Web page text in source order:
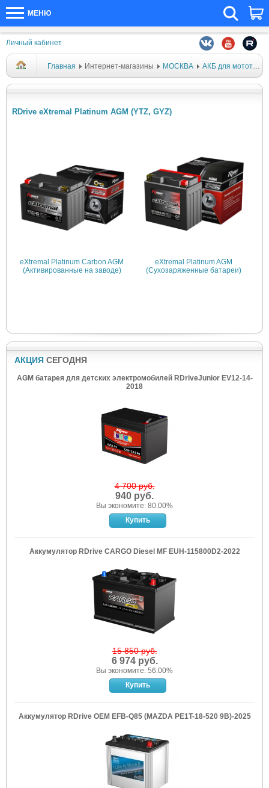
МЕНЮ
Личный кабинет
Главная Интернет-магазины МОСКВА АКБ для мототехники
RDrive eXtremal Platinum AGM (YTZ, GYZ)
eXtremal Platinum Carbon AGM
(Активированные на заводе)
eXtremal Platinum AGM
(Сухозаряженные батареи)
АКЦИЯ СЕГОДНЯ
AGM батарея для детских электромобилей RDriveJunior EV12-14-
2018
4 700 руб.
940 руб.
Вы экономите: 80.00%
Аккумулятор RDrive CARGO Diesel MF EUH-115800D2-2022
15 850 руб.
6 974 руб.
Вы экономите: 56.00%
Аккумулятор RDrive OEM EFB-Q85 (MAZDA PE1T-18-520 9B)-2025